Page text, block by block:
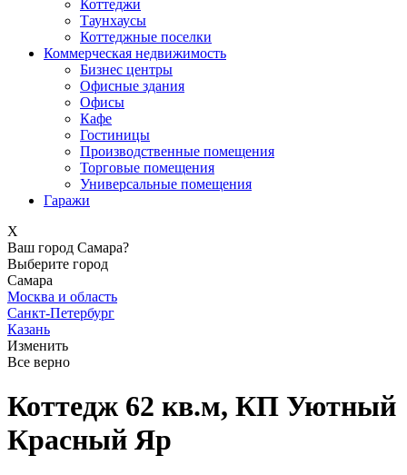
Коттеджи
Таунхаусы
Коттеджные поселки
Коммерческая недвижимость
Бизнес центры
Офисные здания
Офисы
Кафе
Гостиницы
Производственные помещения
Торговые помещения
Универсальные помещения
Гаражи
X
Ваш город Самара?
Выберите город
Самара
Москва и область
Санкт-Петербург
Казань
Изменить
Все верно
Коттедж 62 кв.м, КП Уютный
Красный Яр